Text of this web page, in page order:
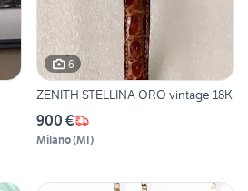
6
ZENITH STELLINA ORO vintage 18K
900 €
Milano(MI)